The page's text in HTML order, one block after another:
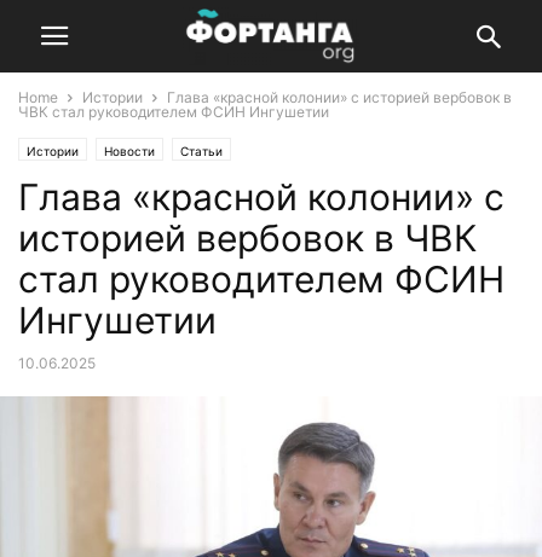
Home Истории
Глава «красной колонии» с историей вербовок в
ЧВК стал руководителем ФСИН Ингушетии
Истории Новости Статьи
Глава «красной колонии» с
историей вербовок в ЧВК
стал руководителем ФСИН
Ингушетии
10.06.2025